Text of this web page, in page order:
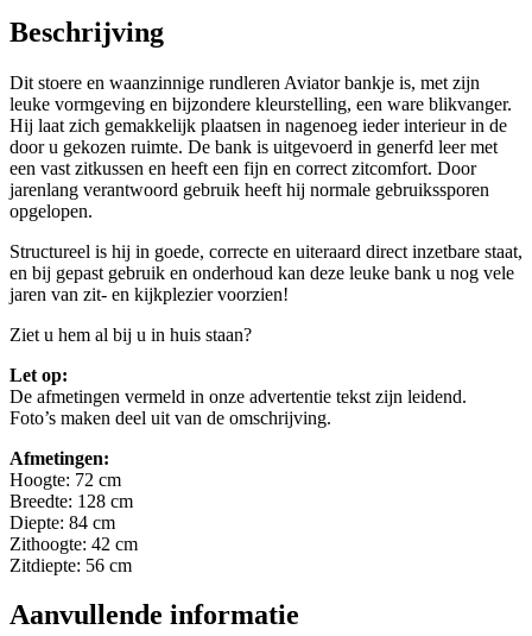
Beschrijving
Dit stoere en waanzinnige rundleren Aviator bankje is, met zijn
leuke vormgeving en bijzondere kleurstelling, een ware blikvanger.
Hij laat zich gemakkelijk plaatsen in nagenoeg ieder interieur in de
door u gekozen ruimte. De bank is uitgevoerd in generfd leer met
een vast zitkussen en heeft een fijn en correct zitcomfort. Door
jarenlang verantwoord gebruik heeft hij normale gebruikssporen
opgelopen.
Structureel is hij in goede, correcte en uiteraard direct inzetbare staat,
en bij gepast gebruik en onderhoud kan deze leuke bank u nog vele
jaren van zit- en kijkplezier voorzien!
Ziet u hem al bij u in huis staan?
Let op:
De afmetingen vermeld in onze advertentie tekst zijn leidend.
Foto’s maken deel uit van de omschrijving.
Afmetingen:
Hoogte: 72 cm
Breedte: 128 cm
Diepte: 84 cm
Zithoogte: 42 cm
Zitdiepte: 56 cm
Aanvullende informatie